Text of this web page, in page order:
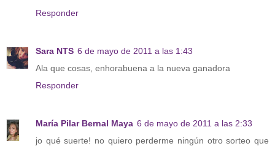
Responder
Sara NTS 6 de mayo de 2011 a las 1:43
Ala que cosas, enhorabuena a la nueva ganadora
Responder
María Pilar Bernal Maya 6 de mayo de 2011 a las 2:33
jo qué suerte! no quiero perderme ningún otro sorteo que